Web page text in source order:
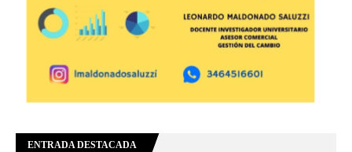
ENTRADA DESTACADA